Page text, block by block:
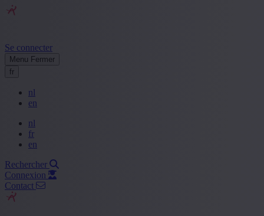
Se connecter
Menu Fermer
fr
nl
en
nl
fr
en
Rechercher
Connexion
Contact